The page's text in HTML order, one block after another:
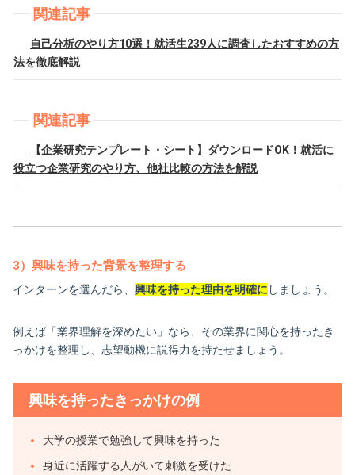
関連記事
自己分析のやり方10選！就活生239人に調査したおすすめの方
法を徹底解説
関連記事
【企業研究テンプレート・シート】ダウンロードOK！就活に
役立つ企業研究のやり方、他社比較の方法を解説
3）興味を持った背景を整理する
インターンを選んだら、 興味を持った理由を明確に しましょう。
例えば「業界理解を深めたい」なら、その業界に関心を持ったき
っかけを整理し、志望動機に説得力を持たせましょう。
興味を持ったきっかけの例
大学の授業で勉強して興味を持った
身近に活躍する人がいて刺激を受けた